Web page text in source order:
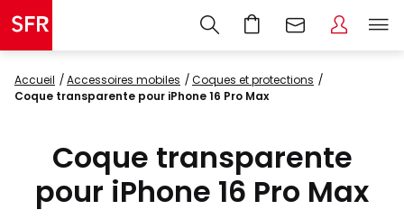
Accueil accessoires mobiles
coques et protections
Coque transparente pour iPhone 16 Pro Max
Coque transparente
pour iPhone 16 Pro Max